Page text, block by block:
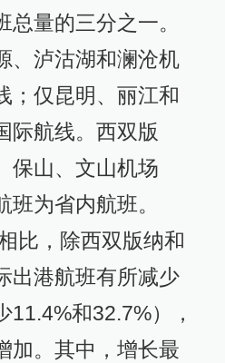
量的三分之一。
、泸沽湖和澜沧机
；仅昆明、丽江和
际航线。西双版
保山、文山机场
为省内航班。
比，除西双版纳和
出港航班有所减少
11.4%和32.7%），
加。其中，增长最